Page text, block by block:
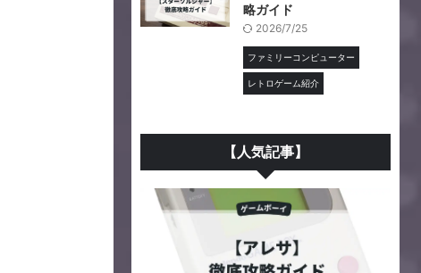
略ガイド
2026/7/25
ファミリーコンピューター
レトロゲーム紹介
【人気記事】